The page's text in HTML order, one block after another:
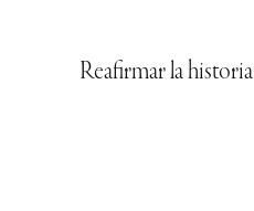
Reafirmar la historia